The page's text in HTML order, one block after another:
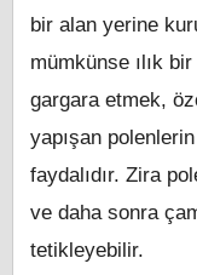
bir alan yerine
mümkünse ılık
gargara etmek,
yapışan
faydalıdır. Zira
ve daha sonra
tetikleyebilir.